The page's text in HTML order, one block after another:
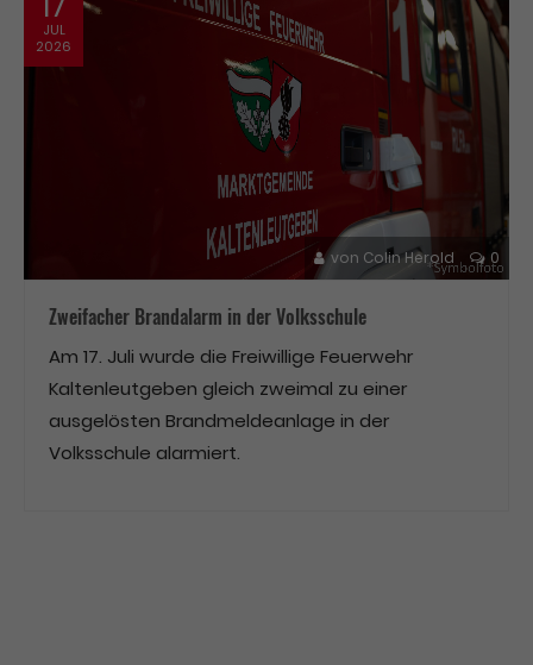
JUL
2026
von Colin Herold 0
Zweifacher Brandalarm in der Volksschule
Am 17. Juli wurde die Freiwillige Feuerwehr
Kaltenleutgeben gleich zweimal zu einer
ausgelösten Brandmeldeanlage in der
Volksschule alarmiert.